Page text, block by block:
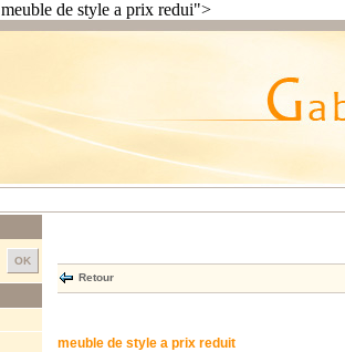
meuble de style a prix redui">
Retour
meuble de style a prix reduit